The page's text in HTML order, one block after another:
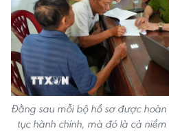
Đằng sau mỗi bộ hồ sơ được
tục hành chính, mà đó là cả